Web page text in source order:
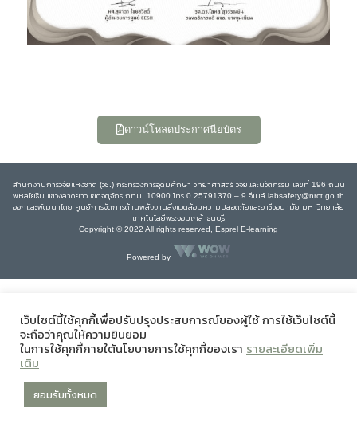
ดาวน์โหลดประกาศนียบัตร
สำนักงานการวิจัยแห่งชาติ (วช.) กระทรวงการอุดมศึกษา วิทยาศาสตร์ วิจัยและนวัตกรรม เลขที่ 196 ถนน
พหลโยธิน แขวงลาดยาว เขตจตุจักร กทม. 10900 โทร 0 25791370 – 9 อีเมล์ labsafety@nrct.go.th
ออกและพัฒนาโดย ศูนย์การจัดการด้านพลังงานสิ่งแวดล้อมความปลอดภัยและอาชีวอนามัย มหาวิทยาลัย
เทคโนโลยีพระจอมเกล้าธนบุรี
Copyright © 2022 All rights reserved, Esprel E-learning
Powered by
เว็บไซต์นี้ใช้คุกกี้เพื่อปรับปรุงประสบการณ์ของผู้ใช้ การใช้เว็บไซต์นี้
จะถือว่าคุณให้ความยินยอม
ในการใช้คุกกี้ภายใต้นโยบายการใช้คุกกี้ของเรา รายละเอียดเพิ่ม
เติม
ยอมรับทั้งหมด